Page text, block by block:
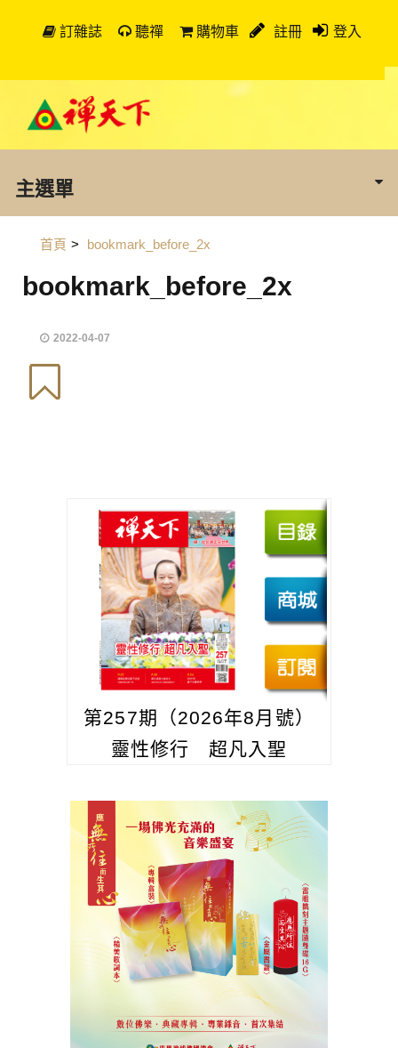
訂雜誌 聽禪 購物車 註冊 登入
主選單
首頁 > bookmark_before_2x
bookmark_before_2x
2022-04-07
第257期（2026年8月號）
靈性修行 超凡入聖